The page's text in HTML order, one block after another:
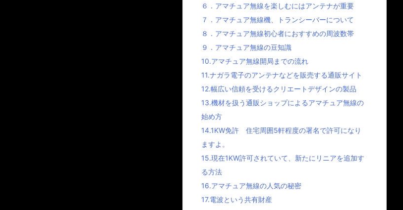
６．アマチュア無線を楽しむにはアンテナが重要
７．アマチュア無線機、トランシーバーについて
８．アマチュア無線初心者におすすめの周波数帯
９．アマチュア無線の豆知識
10.アマチュア無線開局までの流れ
11.ナガラ電子のアンテナなどを販売する通販サイト
12.幅広い信頼を受けるクリエートデザインの製品
13.機材を扱う通販ショップによるアマチュア無線の
始め方
14.1KW免許 住宅周囲5軒程度の署名で許可になり
ますよ。
15.現在1KW許可されていて、新たにリニアを追加す
る方法
16.アマチュア無線の人気の秘密
17.電波という共有財産